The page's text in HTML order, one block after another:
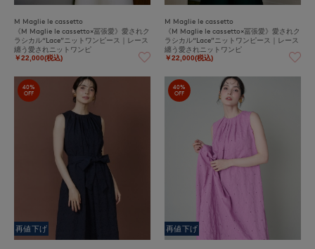
M Maglie le cassetto
《M Maglie le cassetto×冨張愛》愛されク
ラシカル“Lace”ニットワンピース｜レース
纏う愛されニットワンピ
￥22,000(税込)
M Maglie le cassetto
《M Maglie le cassetto×冨張愛》愛されク
ラシカル“Lace”ニットワンピース｜レース
纏う愛されニットワンピ
￥22,000(税込)
40%
OFF
再値下げ
40%
OFF
再値下げ